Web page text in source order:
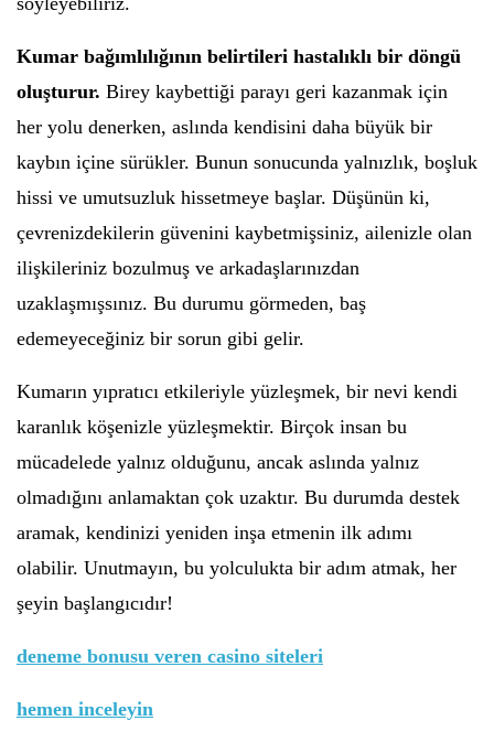
Kumar bağımlılığının belirtileri hastalıklı bir döngü
oluşturur. Birey kaybettiği parayı geri kazanmak için
her yolu denerken, aslında kendisini daha büyük bir
kaybın içine sürükler. Bunun sonucunda yalnızlık, boşluk
hissi ve umutsuzluk hissetmeye başlar. Düşünün ki,
çevrenizdekilerin güvenini kaybetmişsiniz, ailenizle olan
ilişkileriniz bozulmuş ve arkadaşlarınızdan
uzaklaşmışsınız. Bu durumu görmeden, baş
edemeyeceğiniz bir sorun gibi gelir.
Kumarın yıpratıcı etkileriyle yüzleşmek, bir nevi kendi
karanlık köşenizle yüzleşmektir. Birçok insan bu
mücadelede yalnız olduğunu, ancak aslında yalnız
olmadığını anlamaktan çok uzaktır. Bu durumda destek
aramak, kendinizi yeniden inşa etmenin ilk adımı
olabilir. Unutmayın, bu yolculukta bir adım atmak, her
şeyin başlangıcıdır!
deneme bonusu veren casino siteleri
hemen inceleyin